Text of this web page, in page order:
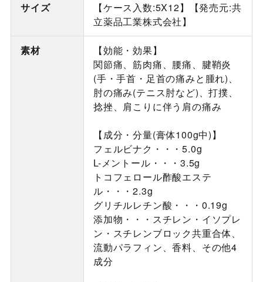
サイズ
【ケース入数:5X12】【発売元:共
立薬品工業株式会社】
素材
【効能・効果】
関節痛、筋肉痛、腰痛、腱鞘炎
(手・手首・足首の痛みと腫れ)、
肘の痛み(テニス肘など)、打撲、
捻挫、肩こりに伴う肩の痛み
【成分・分量(膏体100g中)】
フェルビナク・・・5.0g
L-メントール・・・3.5g
トコフェロール酢酸エステ
ル・・・2.3g
グリチルレチン酸・・・0.19g
添加物・・・スチレン・イソプレ
ン・スチレンブロック共重合体、
流動パラフィン、香料、その他4
成分